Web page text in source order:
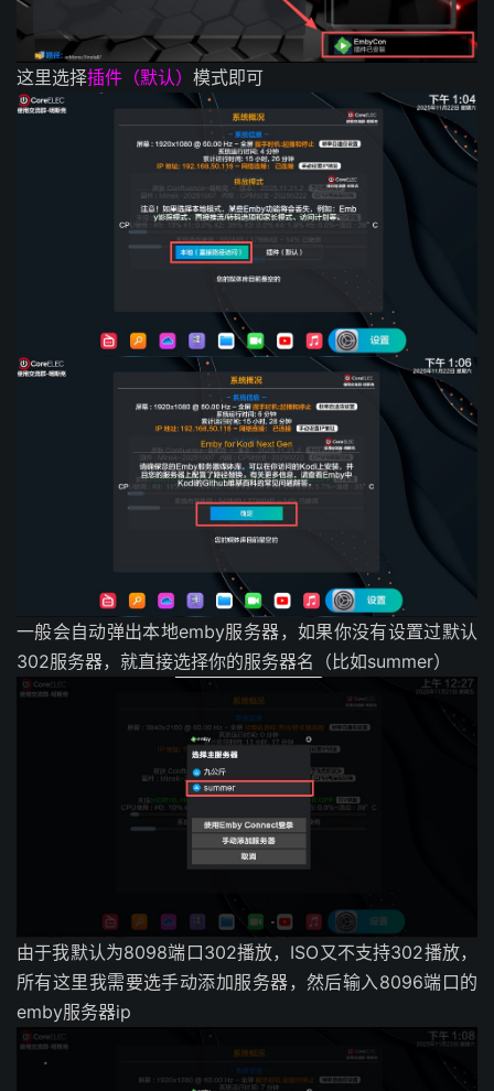
这里选择插件（默认） 模式即可
一般会自动弹出本地emby服务器，如果你没有设置过默认
302服务器，就直接选择你的服务器名（比如summer）
由于我默认为8098端口302播放，ISO又不支持302播放，
所有这里我需要选手动添加服务器，然后输入8096端口的
emby服务器ip